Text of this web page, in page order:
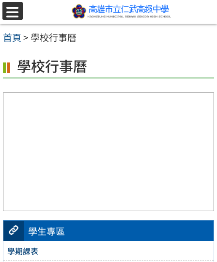
跳至主要內容區
選
單
首頁> 學校行事曆
學生專區
學期課表
學校行事曆